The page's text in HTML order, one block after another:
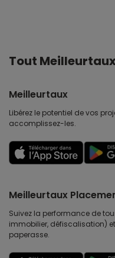
Tout
Meilleurtaux
Libérez le potentiel de vos
accomplissez-les.
Meilleurtaux
Suivez la performance de
immobilier, défiscalisation)
paperasse.